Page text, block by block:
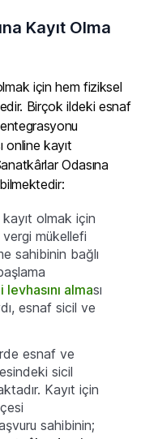
Kayıt Olma
için hem fiziksel
Birçok ildeki esnaf
online kayıt
Odasına
olmak için
vergi mükellefi
sahibinin bağlı
levhasını alması
esnaf sicil ve
esnaf ve
sicil
Kayıt için
sahibinin;